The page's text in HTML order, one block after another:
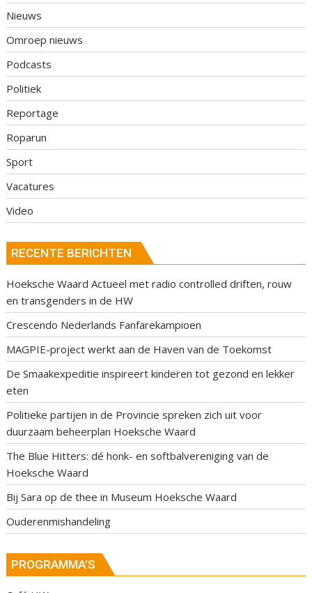
Nieuws
Omroep nieuws
Podcasts
Politiek
Reportage
Roparun
Sport
Vacatures
Video
RECENTE BERICHTEN
Hoeksche Waard Actueel met radio controlled driften, rouw
en transgenders in de HW
Crescendo Nederlands Fanfarekampioen
MAGPIE-project werkt aan de Haven van de Toekomst
De Smaakexpeditie inspireert kinderen tot gezond en lekker
eten
Politieke partijen in de Provincie spreken zich uit voor
duurzaam beheerplan Hoeksche Waard
The Blue Hitters: dé honk- en softbalvereniging van de
Hoeksche Waard
Bij Sara op de thee in Museum Hoeksche Waard
Ouderenmishandeling
PROGRAMMA’S